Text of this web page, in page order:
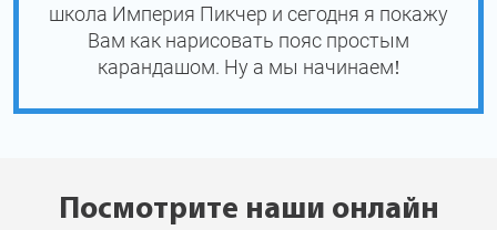
школа Империя Пикчер и сегодня я покажу
Вам как нарисовать пояс простым
карандашом. Ну а мы начинаем!
Посмотрите наши онлайн